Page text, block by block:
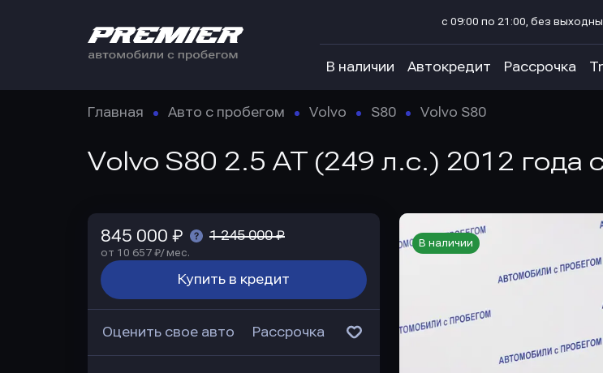
с 09:00 по 21:00, без
В наличии Автокредит Рассрочка
Главная Авто с пробегом Volvo S80 Volvo S80
Volvo S80 2.5 AT (249 л.с.) 2012 года
В наличии
845 000 ₽ 1 245 000 ₽
от 10 657 ₽/ мес.
Купить в кредит
Оценить свое авто Рассрочка